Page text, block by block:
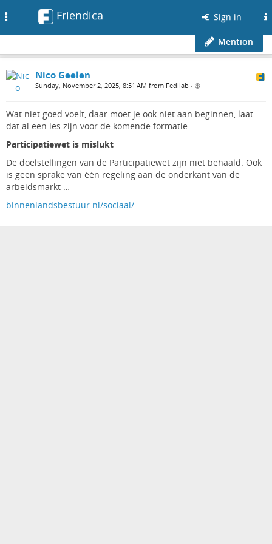
Friendica Sign in
Mention
Nico Geelen
Sunday, November 2, 2025, 8:51 AM from Fedilab •
Wat niet goed voelt, daar moet je ook niet aan beginnen, laat
dat al een les zijn voor de komende formatie.
Participatiewet is mislukt
De doelstellingen van de Participatiewet zijn niet behaald. Ook
is geen sprake van één regeling aan de onderkant van de
arbeidsmarkt …
binnenlandsbestuur.nl/sociaal/…